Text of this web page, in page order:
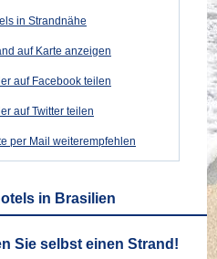
in Strandnähe
auf Karte anzeigen
auf Facebook teilen
auf Twitter teilen
per Mail weiterempfehlen
in Brasilien
Sie selbst einen Strand!